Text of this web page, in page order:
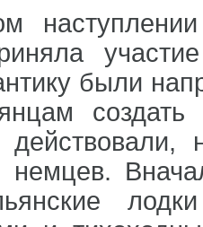
были
немцев.